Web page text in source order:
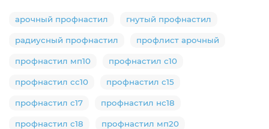
арочный профнастил гнутый профнастил
радиусный профнастил профлист арочный
профнастил мп10 профнастил с10
профнастил сс10 профнастил с15
профнастил с17 профнастил нс18
профнастил с18 профнастил мп20